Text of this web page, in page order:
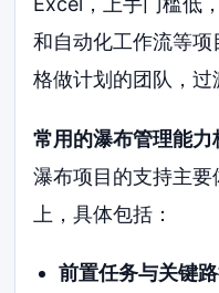
和自动化工作流等
格做计划的团队，过
常用的瀑布管理能力
瀑布项目的支持主
上，具体包括：
前置任务与关键